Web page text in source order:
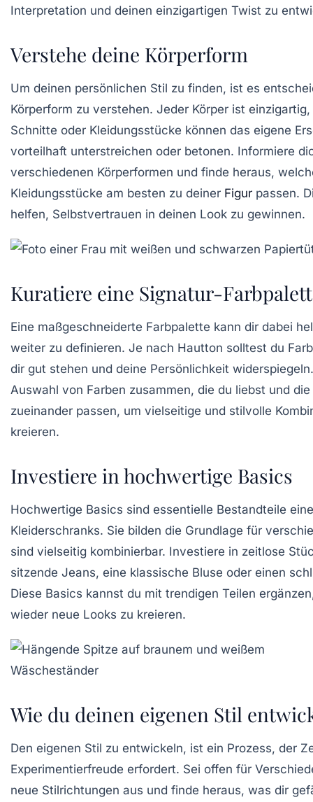
Interpretation und deinen einzigartigen Twist zu
Verstehe deine Körperform
Um deinen persönlichen Stil zu finden, ist es
Körperform zu verstehen. Jeder Körper ist
Schnitte oder Kleidungsstücke können das eigene
vorteilhaft unterstreichen oder betonen. Informiere
verschiedenen Körperformen und finde heraus,
Kleidungsstücke am besten zu deiner Figur passen.
helfen, Selbstvertrauen in deinen Look zu gewinnen.
Kuratiere eine Signatur-
Eine maßgeschneiderte Farbpalette kann dir dabei
weiter zu definieren. Je nach Hautton solltest du
dir gut stehen und deine Persönlichkeit
Auswahl von Farben zusammen, die du liebst und
zueinander passen, um vielseitige und stilvolle
kreieren.
Investiere in hochwertige Basics
Hochwertige Basics sind essentielle Bestandteile
Kleiderschranks. Sie bilden die Grundlage für
sind vielseitig kombinierbar. Investiere in zeitlose
sitzende Jeans, eine klassische Bluse oder einen
Diese Basics kannst du mit trendigen Teilen
wieder neue Looks zu kreieren.
Wie du deinen eigenen Stil
Den eigenen Stil zu entwickeln, ist ein Prozess, der
Experimentierfreude erfordert. Sei offen für
neue Stilrichtungen aus und finde heraus, was dir